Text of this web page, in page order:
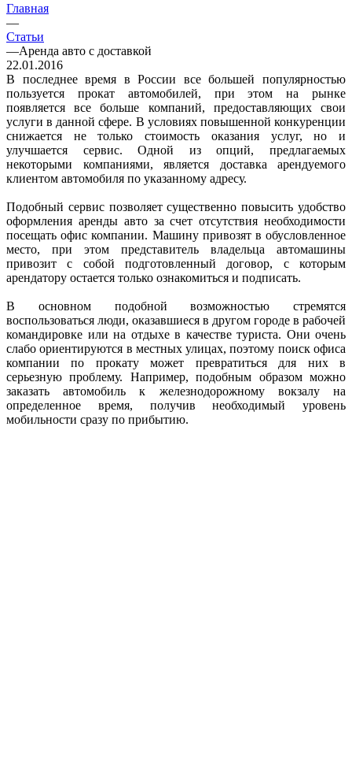
Главная
—
Статьи
—Аренда авто с доставкой
22.01.2016
В последнее время в России все большей популярностью
пользуется прокат автомобилей, при этом на рынке
появляется все больше компаний, предоставляющих свои
услуги в данной сфере. В условиях повышенной конкуренции
снижается не только стоимость оказания услуг, но и
улучшается сервис. Одной из опций, предлагаемых
некоторыми компаниями, является доставка арендуемого
клиентом автомобиля по указанному адресу.
Подобный сервис позволяет существенно повысить удобство
оформления аренды авто за счет отсутствия необходимости
посещать офис компании. Машину привозят в обусловленное
место, при этом представитель владельца автомашины
привозит с собой подготовленный договор, с которым
арендатору остается только ознакомиться и подписать.
В основном подобной возможностью стремятся
воспользоваться люди, оказавшиеся в другом городе в рабочей
командировке или на отдыхе в качестве туриста. Они очень
слабо ориентируются в местных улицах, поэтому поиск офиса
компании по прокату может превратиться для них в
серьезную проблему. Например, подобным образом можно
заказать автомобиль к железнодорожному вокзалу на
определенное время, получив необходимый уровень
мобильности сразу по прибытию.